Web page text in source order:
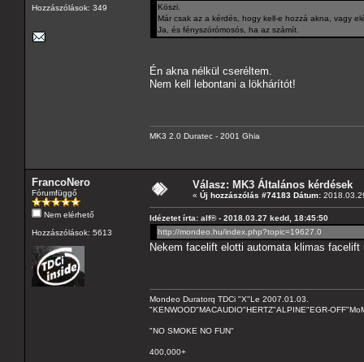
Hozzászólások: 349
Köszi.
Már csak az a kérdés, hogy kell-e hozzá akna, vagy
Ja, és fényszórómosós, ha az számít.
Én akna nélkül cseréltem.
Nem kell lebontani a lökhárítót!
MK3 2.0 Duratec - 2001 Ghia
FrancoNero
Fórumfüggő
Nem elérhető
Hozzászólások: 5613
Válasz: MK3 Általános kérdések
« Új hozzászólás #74183 Dátum:
Idézetet írta: alf® - 2018.03.27 kedd, 18:45:50
http://mondeo.hu/index.php?topic=19627.0
Nekem facelift elotti automata klimas facelift
Mondeo Duratorq TDCi "X"Le 2007.01.03.
"KENWOOD"MACAUDIO"HERTZ"ALPINE"EGR-
"NO SMOKE NO FUN"
400,000+